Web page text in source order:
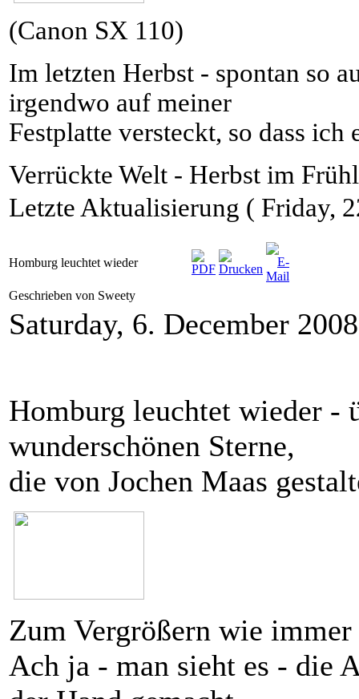
(Canon SX 110)
Im letzten Herbst - spontan so
irgendwo auf meiner
Festplatte versteckt, so dass
Verrückte Welt - Herbst im
Letzte Aktualisierung ( Friday,
Homburg leuchtet wieder
Geschrieben von Sweety
Saturday, 6. December 2008
Homburg leuchtet wieder -
wunderschönen Sterne,
die von Jochen Maas
Zum Vergrößern wie
Ach ja - man sieht es - die